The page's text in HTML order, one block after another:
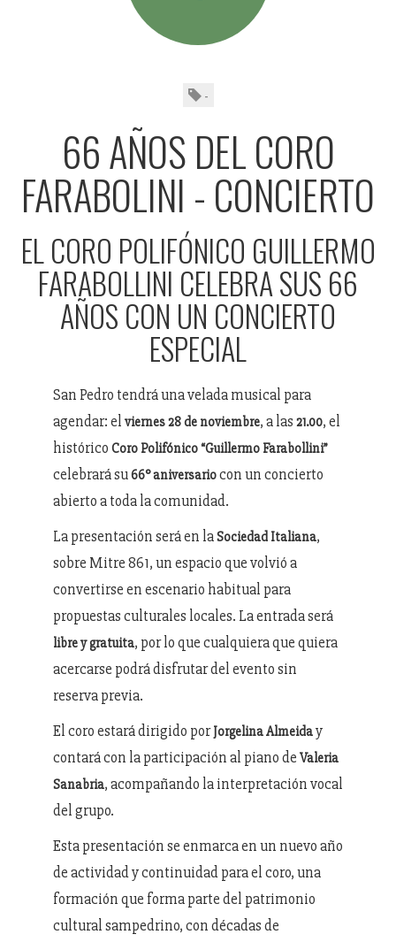
-
66 AÑOS DEL CORO
FARABOLINI - CONCIERTO
EL CORO POLIFÓNICO GUILLERMO
FARABOLLINI CELEBRA SUS 66
AÑOS CON UN CONCIERTO
ESPECIAL
San Pedro tendrá una velada musical para
agendar: el viernes 28 de noviembre, a las 21.00, el
histórico Coro Polifónico “Guillermo Farabollini”
celebrará su66° aniversariocon un concierto
abierto a toda la comunidad.
La presentación será en laSociedad Italiana,
sobre Mitre 861, un espacio que volvió a
convertirse en escenario habitual para
propuestas culturales locales. La entrada será
libre y gratuita, por lo que cualquiera que quiera
acercarse podrá disfrutar del evento sin
reserva previa.
El coro estará dirigido porJorgelina Almeiday
contará con la participación al piano de Valeria
Sanabria, acompañando la interpretación vocal
del grupo.
Esta presentación se enmarca en un nuevo año
de actividad y continuidad para el coro, una
formación que forma parte del patrimonio
cultural sampedrino, con décadas de